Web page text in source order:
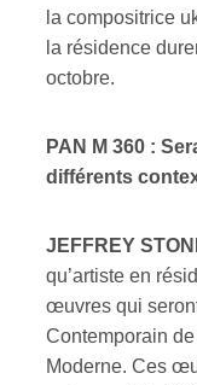
la compositrice
la résidence
octobre.
PAN M 360 :
différents
JEFFREY
qu’artiste en
œuvres qui
Contemporain
Moderne. Ces